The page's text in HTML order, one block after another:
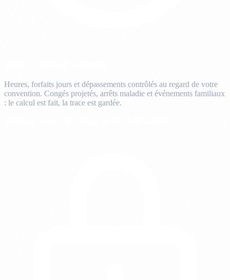
Heures, forfaits jours et dépassements contrôlés au regard de votre
convention. Congés projetés, arrêts maladie et événements familiaux
: le calcul est fait, la trace est gardée.